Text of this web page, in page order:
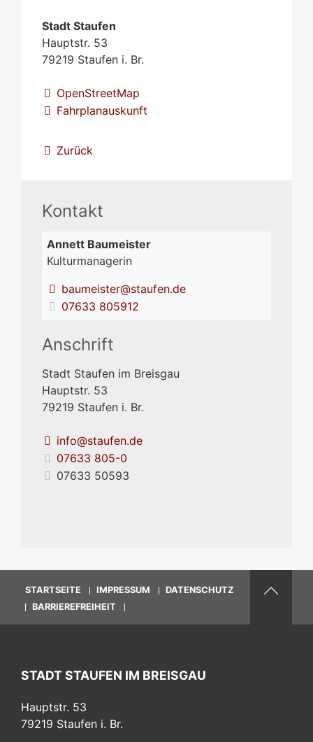
Stadt Staufen
Hauptstr. 53
79219 Staufen i. Br.
OpenStreetMap
Fahrplanauskunft
Zurück
Kontakt
Annett Baumeister
Kulturmanagerin
baumeister@staufen.de
07633 805912
Anschrift
Stadt Staufen im Breisgau
Hauptstr. 53
79219 Staufen i. Br.
info@staufen.de
07633 805-0
07633 50593
STARTSEITE IMPRESSUM
DATENSCHUTZ
BARRIEREFREIHEIT
STADT STAUFEN IM BREISGAU
Hauptstr. 53
79219 Staufen i. Br.